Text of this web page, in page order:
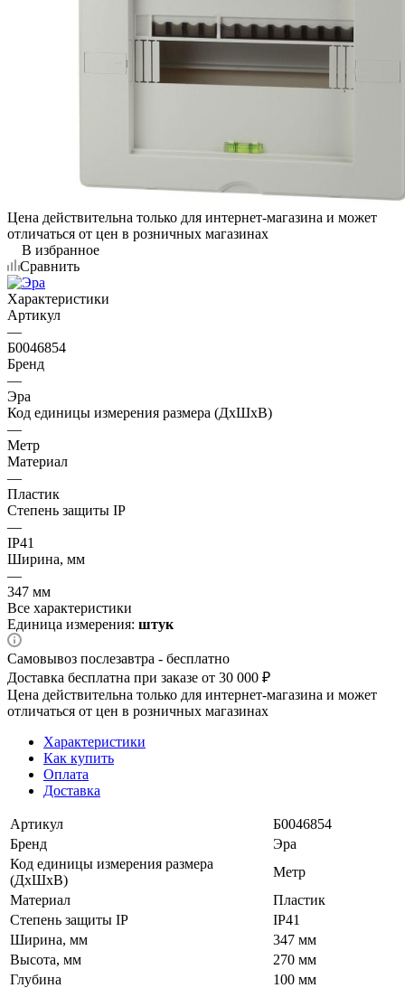
Цена действительна только для интернет-магазина и может
отличаться от цен в розничных магазинах
В избранное
Сравнить
Характеристики
Артикул
—
Б0046854
Бренд
—
Эра
Код единицы измерения размера (ДхШхВ)
—
Метр
Материал
—
Пластик
Степень защиты IP
—
IP41
Ширина, мм
—
347 мм
Все характеристики
Единица измерения: штук
Самовывоз послезавтра - бесплатно
Доставка бесплатна при заказе от 30 000 ₽
Цена действительна только для интернет-магазина и может
отличаться от цен в розничных магазинах
Характеристики
Как купить
Оплата
Доставка
Артикул
Б0046854
Бренд
Эра
Код единицы измерения размера
(ДхШхВ)
Метр
Материал
Пластик
Степень защиты IP
IP41
Ширина, мм
347 мм
Высота, мм
270 мм
Глубина
100 мм